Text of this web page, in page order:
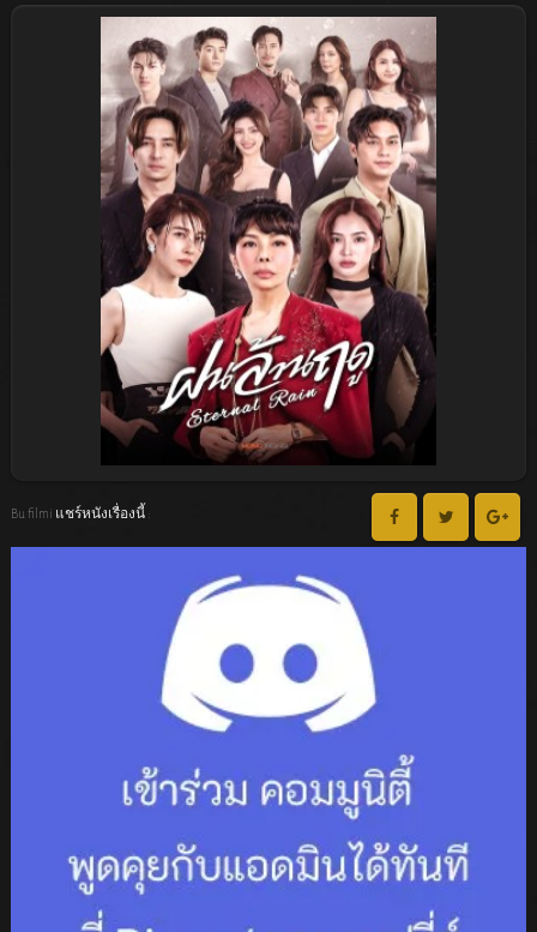
Bu filmi แชร์หนังเรื่องนี้ :